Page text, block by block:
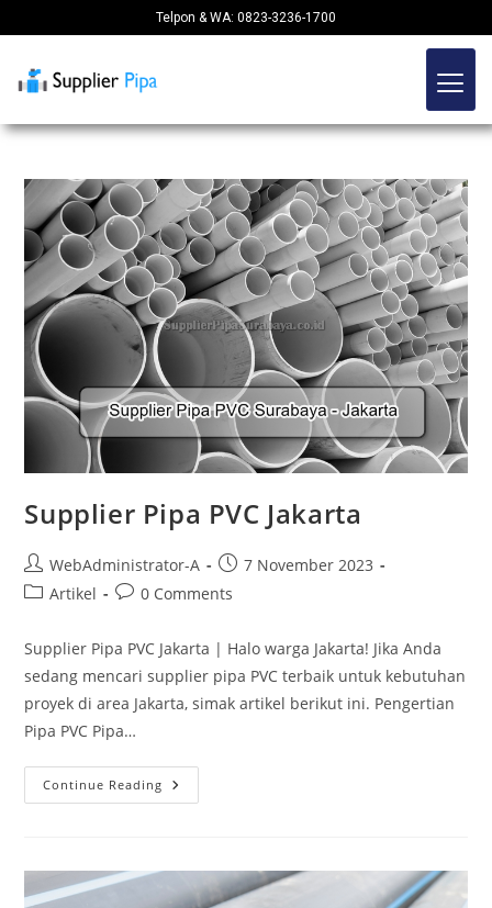
Telpon & WA: 0823-3236-1700
Supplier Pipa PVC Jakarta
WebAdministrator-A
7 November 2023
Artikel
0 Comments
Supplier Pipa PVC Jakarta | Halo warga Jakarta! Jika Anda
sedang mencari supplier pipa PVC terbaik untuk kebutuhan
proyek di area Jakarta, simak artikel berikut ini. Pengertian
Pipa PVC Pipa…
Continue Reading